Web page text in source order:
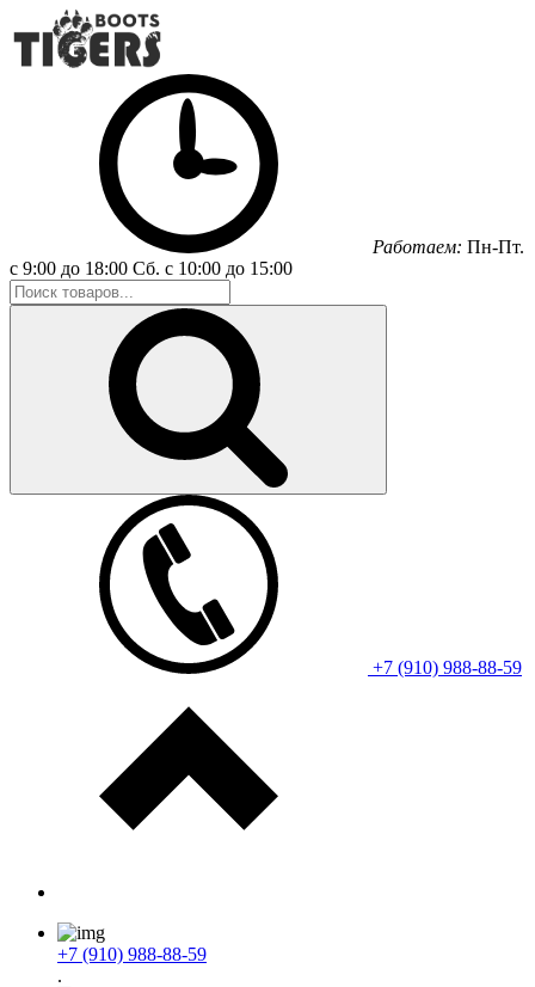
Работаем: Пн-Пт.
с 9:00 до 18:00 Сб. с 10:00 до 15:00
+7 (910) 988-88-59
+7 (910) 988-88-59
.